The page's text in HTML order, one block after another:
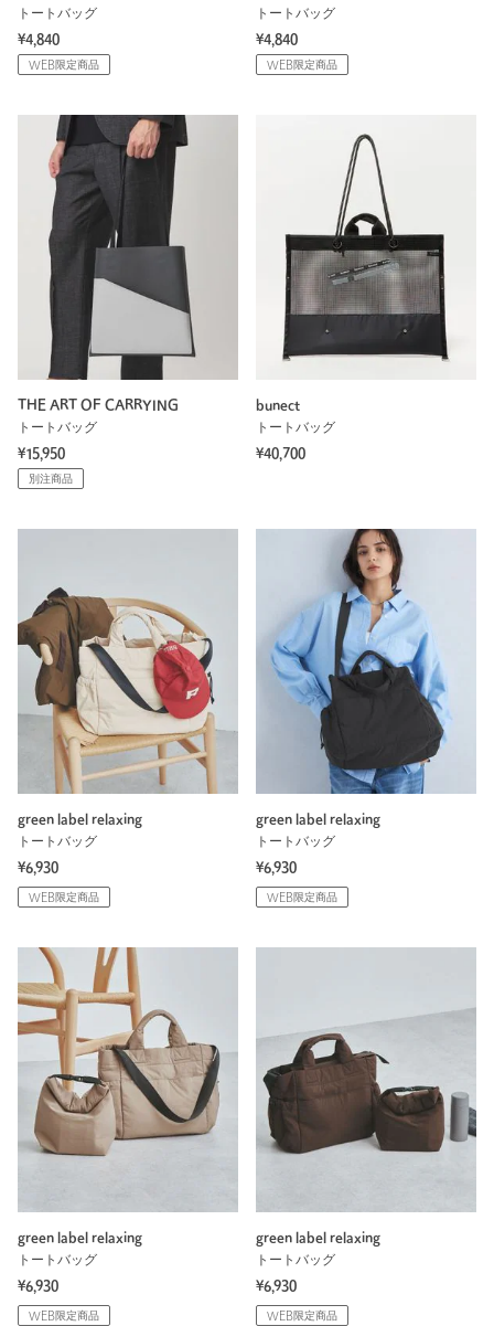
トートバッグ
¥4,840
WEB限定商品
トートバッグ
¥4,840
WEB限定商品
THE ART OF CARRYING
トートバッグ
¥15,950
別注商品
bunect
トートバッグ
¥40,700
green label relaxing
トートバッグ
¥6,930
WEB限定商品
green label relaxing
トートバッグ
¥6,930
WEB限定商品
green label relaxing
トートバッグ
¥6,930
WEB限定商品
green label relaxing
トートバッグ
¥6,930
WEB限定商品